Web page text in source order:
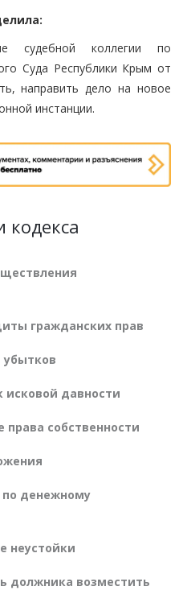
судебной коллегии по
Суда Республики Крым от
направить дело на новое
инстанции.
кодекса
гражданских прав
убытков
исковой давности
права собственности
по денежному
неустойки
должника возместить